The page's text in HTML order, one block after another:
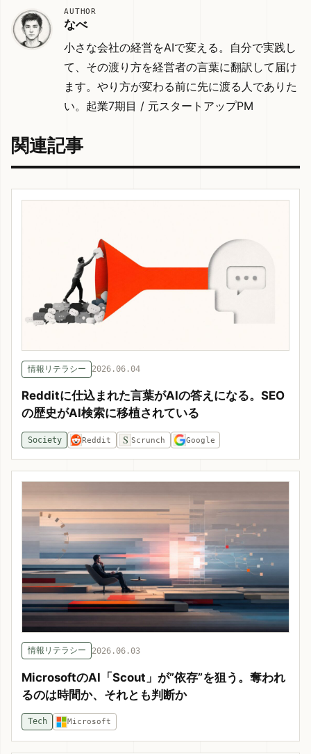
AUTHOR
なべ
小さな会社の経営をAIで変える。自分で実践し
て、その渡り方を経営者の言葉に翻訳して届け
ます。やり方が変わる前に先に渡る人でありた
い。起業7期目 / 元スタートアップPM
関連記事
情報リテラシー 2026.06.04
Redditに仕込まれた言葉がAIの答えになる。SEO
の歴史がAI検索に移植されている
Society Reddit S Scrunch Google
情報リテラシー 2026.06.03
MicrosoftのAI「Scout」が”依存”を狙う。奪われ
るのは時間か、それとも判断か
Tech Microsoft